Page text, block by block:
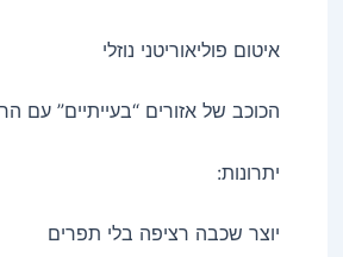
איטום פוליאוריטני נוזלי
הכוכב של אזורים “בעייתיים” עם
יתרונות:
יוצר שכבה רציפה בלי תפרים